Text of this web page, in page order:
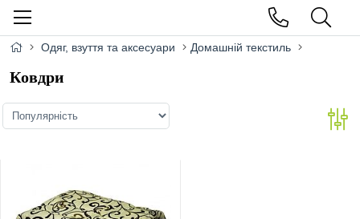
Одяг, взуття та аксесуари Домашній текстиль
Ковдри